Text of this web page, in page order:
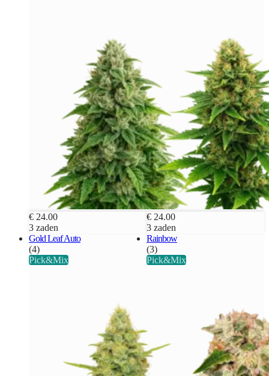
€ 24.00
3 zaden
€ 24.00
3 zaden
Gold Leaf Auto
(4)
Pick&Mix
Rainbow
(3)
Pick&Mix